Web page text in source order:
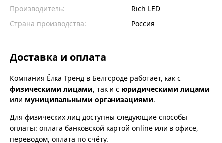
Производитель:
Rich LED
Страна производства:
Россия
Доставка и оплата
Компания Ёлка Тренд в Белгороде работает, как с
физическими лицами, так и с юридическими лицами
или муниципальными организациями.
Для физических лиц доступны следующие способы
оплаты: оплата банковской картой online или в офисе,
переводом, оплата по счёту.